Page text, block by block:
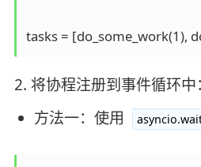
tasks = [do_some_work(1),
2. 将协程注册到事件循环中：
方法一：使用